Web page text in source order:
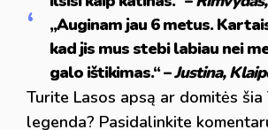
„Auginam jau 6 metus.
kad jis mus stebi labiau nei
galo ištikimas.“ –Justina,
Turite Lasos apsą ar domitės
legenda? Pasidalinkite